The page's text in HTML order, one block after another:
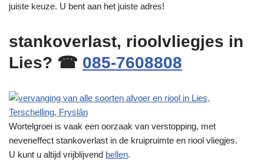
juiste keuze. U bent aan het juiste adres!
stankoverlast, rioolvliegjes in
Lies? ☎ 085-7608808
Wortelgroei is vaak een oorzaak van verstopping, met
neveneffect stankoverlast in de kruipruimte en riool vliegjes.
U kunt u altijd vrijblijvend bellen.